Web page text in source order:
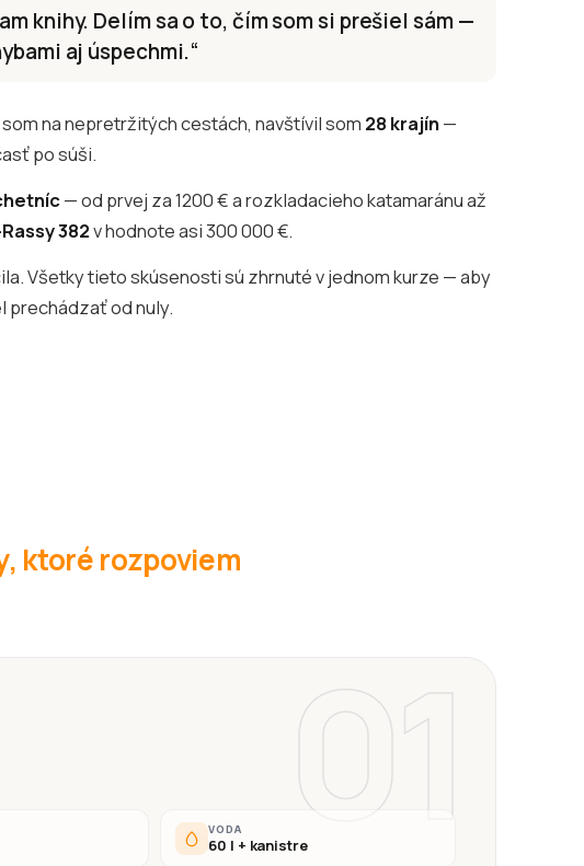
knihy. Delím sa o to, čím som si prešiel sám —
aj úspechmi.“
som na nepretržitých cestách, navštívil som 28 krajín—
po súši.
— od prvej za 1200 € a rozkladacieho katamaránu až
382v hodnote asi 300 000 €.
Všetky tieto skúsenosti sú zhrnuté v jednom kurze — aby
prechádzať od nuly.
ktoré rozpoviem
01
VODA
60 l + kanistre